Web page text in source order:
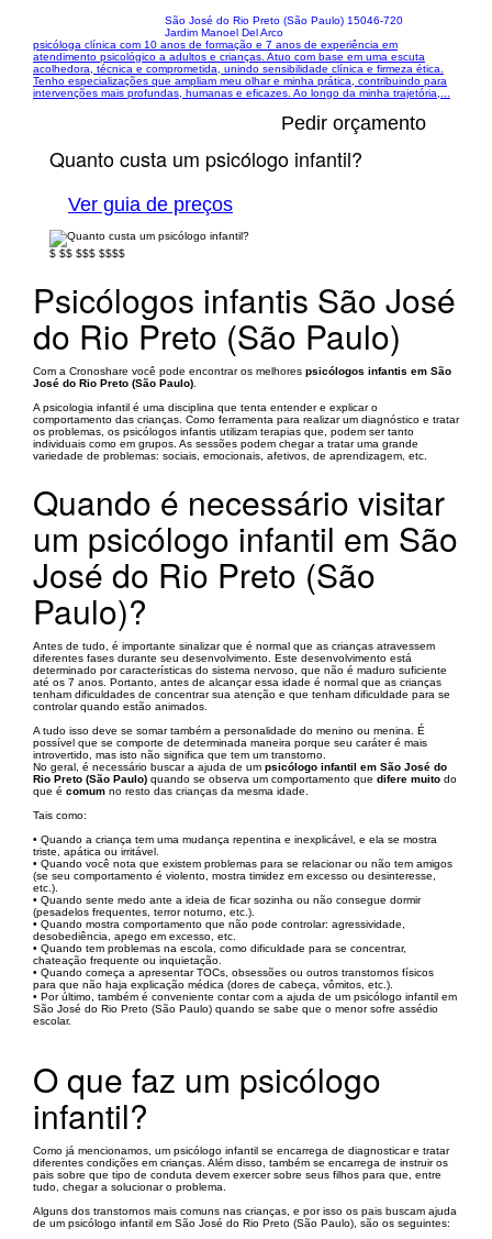
São José do Rio Preto (São Paulo) 15046-720
Jardim Manoel Del Arco
psicóloga clínica com 10 anos de formação e 7 anos de experiência em
atendimento psicológico a adultos e crianças. Atuo com base em uma escuta
acolhedora, técnica e comprometida, unindo sensibilidade clínica e firmeza ética.
Tenho especializações que ampliam meu olhar e minha prática, contribuindo para
intervenções mais profundas, humanas e eficazes. Ao longo da minha trajetória,...
Pedir orçamento
Quanto custa um psicólogo infantil?
Ver guia de preços
$ $$ $$$ $$$$
Psicólogos infantis São José
do Rio Preto (São Paulo)
Com a Cronoshare você pode encontrar os melhores psicólogos infantis em São
José do Rio Preto (São Paulo)
A psicologia infantil é uma disciplina que tenta entender e explicar o
comportamento das crianças. Como ferramenta para realizar um diagnóstico e tratar
os problemas, os psicólogos infantis utilizam terapias que, podem ser tanto
individuais como em grupos. As sessões podem chegar a tratar uma grande
variedade de problemas: sociais, emocionais, afetivos, de aprendizagem, etc.
Quando é necessário visitar
um psicólogo infantil em São
José do Rio Preto (São
Paulo)?
Antes de tudo, é importante sinalizar que é normal que as crianças atravessem
diferentes fases durante seu desenvolvimento. Este desenvolvimento está
determinado por características do sistema nervoso, que não é maduro suficiente
até os 7 anos. Portanto, antes de alcançar essa idade é normal que as crianças
tenham dificuldades de concentrar sua atenção e que tenham dificuldade para se
controlar quando estão animados.
A tudo isso deve se somar também a personalidade do menino ou menina. É
possível que se comporte de determinada maneira porque seu caráter é mais
introvertido, mas isto não significa que tem um transtorno.
No geral, é necessário buscar a ajuda de um psicólogo infantil em São José do
Rio Preto (São Paulo) quando se observa um comportamento que difere muito do
que é comum no resto das crianças da mesma idade.
Tais como:
• Quando a criança tem uma mudança repentina e inexplicável, e ela se mostra
triste, apática ou irritável.
• Quando você nota que existem problemas para se relacionar ou não tem amigos
(se seu comportamento é violento, mostra timidez em excesso ou desinteresse,
etc.).
• Quando sente medo ante a ideia de ficar sozinha ou não consegue dormir
(pesadelos frequentes, terror noturno, etc.).
• Quando mostra comportamento que não pode controlar: agressividade,
desobediência, apego em excesso, etc.
• Quando tem problemas na escola, como dificuldade para se concentrar,
chateação frequente ou inquietação.
• Quando começa a apresentar TOCs, obsessões ou outros transtornos físicos
para que não haja explicação médica (dores de cabeça, vômitos, etc.).
• Por último, também é conveniente contar com a ajuda de um psicólogo infantil em
São José do Rio Preto (São Paulo) quando se sabe que o menor sofre assédio
escolar.
O que faz um psicólogo
infantil?
Como já mencionamos, um psicólogo infantil se encarrega de diagnosticar e tratar
diferentes condições em crianças. Além disso, também se encarrega de instruir os
pais sobre que tipo de conduta devem exercer sobre seus filhos para que, entre
tudo, chegar a solucionar o problema.
Alguns dos transtornos mais comuns nas crianças, e por isso os pais buscam ajuda
de um psicólogo infantil em São José do Rio Preto (São Paulo), são os seguintes: